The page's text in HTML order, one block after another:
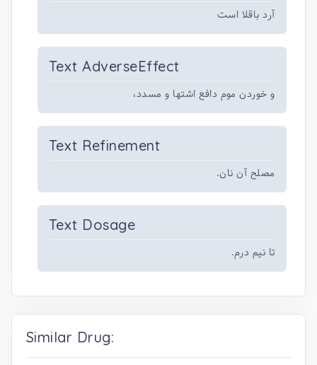
آرد باقلا است
Text AdverseEffect
و خوردن موم دافع اشتها و مسدد،
Text Refinement
مصلح آن نان.
Text Dosage
تا نیم درم.
Similar Drug: